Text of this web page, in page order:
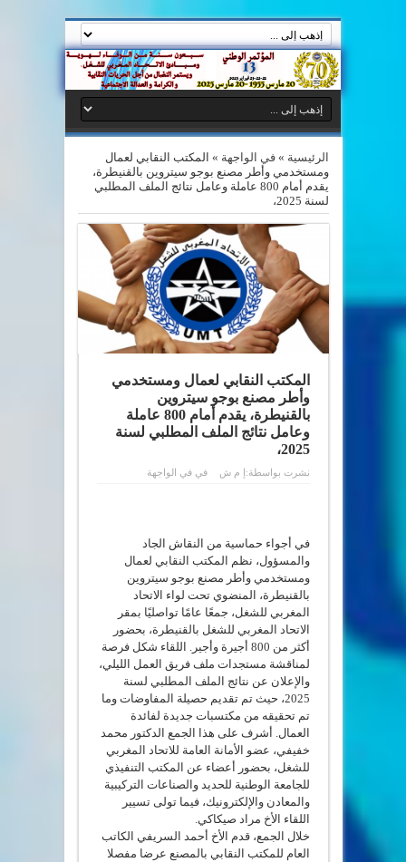
الرئيسية »في الواجهة » المكتب النقابي لعمال
ومستخدمي وأطر مصنع بوجو سيتروين بالقنيطرة،
يقدم أمام 800 عاملة وعامل نتائج الملف المطلبي
لسنة 2025،
المكتب النقابي لعمال ومستخدمي
وأطر مصنع بوجو سيتروين
بالقنيطرة، يقدم أمام 800 عاملة
وعامل نتائج الملف المطلبي لسنة
2025،
نشرت بواسطة:إ م ش فيفي الواجهة
في أجواء حماسية من النقاش الجاد
والمسؤول، نظم المكتب النقابي لعمال
ومستخدمي وأطر مصنع بوجو سيتروين
بالقنيطرة، المنضوي تحت لواء الاتحاد
المغربي للشغل، جمعًا عامًا تواصليًا بمقر
الاتحاد المغربي للشغل بالقنيطرة، بحضور
أكثر من 800 أجيرة وأجير. اللقاء شكل فرصة
لمناقشة مستجدات ملف فريق العمل الليلي،
والإعلان عن نتائج الملف المطلبي لسنة
2025، حيث تم تقديم حصيلة المفاوضات وما
تم تحقيقه من مكتسبات جديدة لفائدة
العمال. أشرف على هذا الجمع الدكتور محمد
خفيفي، عضو الأمانة العامة للاتحاد المغربي
للشغل، بحضور أعضاء عن المكتب التنفيذي
للجامعة الوطنية للحديد والصناعات التركيبية
والمعادن والإلكترونيك، فيما تولى تسيير
اللقاء الأخ مراد صيكاكي.
خلال الجمع، قدم الأخ أحمد السريفي الكاتب
العام للمكتب النقابي بالمصنع عرضا مفصلا